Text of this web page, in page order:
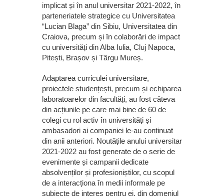
implicat și în anul universitar 2021-2022, în
parteneriatele strategice cu Universitatea
“Lucian Blaga” din Sibiu, Universitatea din
Craiova, precum și în colaborări de impact
cu universități din Alba Iulia, Cluj Napoca,
Pitești, Brașov și Târgu Mureș.
Adaptarea curriculei universitare,
proiectele studențești, precum și echiparea
laboratoarelor din facultăți, au fost câteva
din acțiunile pe care mai bine de 60 de
colegi cu rol activ în universități și
ambasadori ai companiei le-au continuat
din anii anteriori. Noutățile anului universitar
2021-2022 au fost generate de o serie de
evenimente și campanii dedicate
absolvenților și profesioniștilor, cu scopul
de a interacționa în medii informale pe
subiecte de interes pentru ei, din domeniul